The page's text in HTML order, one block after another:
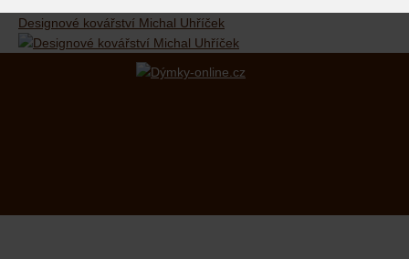
Designové kovářství Michal Uhříček